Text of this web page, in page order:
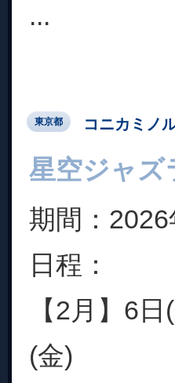
...
東京都 コニカミノ
星空ジャ
期間：
日程：
【2月】6
(金)